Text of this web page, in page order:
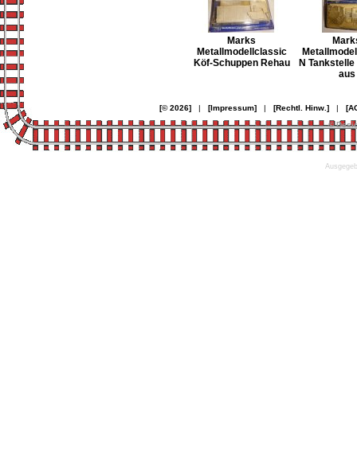
Marks
Metallmodellclassic
Köf-Schuppen Rehau
N
aus
[© 2026]| [Impressum]| [Rechtl. Hinw.]|
©